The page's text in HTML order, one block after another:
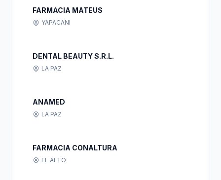
FARMACIA MATEUS
YAPACANI
DENTAL BEAUTY S.R.L.
LA PAZ
ANAMED
LA PAZ
FARMACIA CONALTURA
EL ALTO